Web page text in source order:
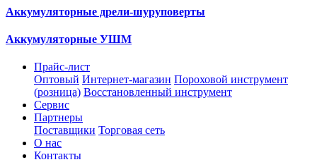
Аккумуляторные дрели-шуруповерты
Аккумуляторные УШМ
Прайс-лист
Оптовый Интернет-магазин Пороховой инструмент
(розница) Восстановленный инструмент
Сервис
Партнеры
Поставщики Торговая сеть
О нас
Контакты